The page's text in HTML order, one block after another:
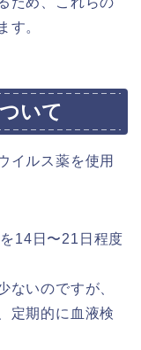
す。
いて
イルス薬を使用
14日〜21日程度
ないのですが、
定期的に血液検